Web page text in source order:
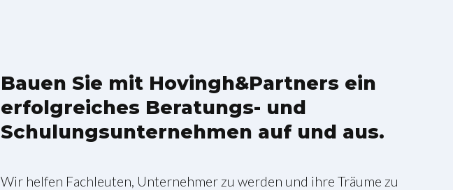
Bauen Sie mit Hovingh&Partners ein
erfolgreiches Beratungs- und
Schulungsunternehmen auf und aus.
Wir helfen Fachleuten, Unternehmer zu werden und ihre Träume zu